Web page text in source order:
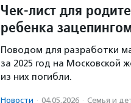
Чек-лист для
ребенка
Поводом для разработки
за 2025 год на Московской
из них погибли.
Новости · 04.05.2026 · Семья и